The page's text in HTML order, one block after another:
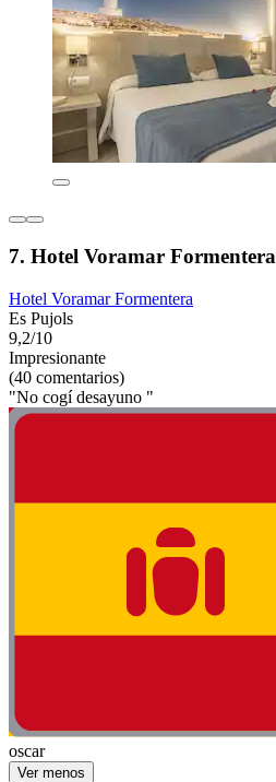
7. Hotel Voramar Formentera
Hotel Voramar Formentera
Es Pujols
9,2/10
Impresionante
(40 comentarios)
"No cogí desayuno "
oscar
Ver menos